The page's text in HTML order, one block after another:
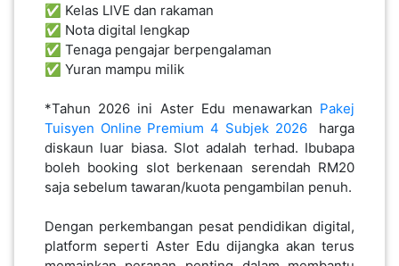
✅ Kelas LIVE dan rakaman
✅ Nota digital lengkap
✅ Tenaga pengajar berpengalaman
✅ Yuran mampu milik
*Tahun 2026 ini Aster Edu menawarkan Pakej
Tuisyen Online Premium 4 Subjek 2026
harga
diskaun luar biasa. Slot adalah terhad. Ibubapa
boleh booking slot berkenaan serendah RM20
saja sebelum tawaran/kuota pengambilan penuh.
Dengan perkembangan pesat pendidikan digital,
platform seperti Aster Edu dijangka akan terus